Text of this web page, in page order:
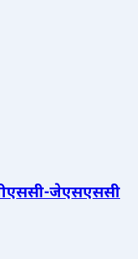
जेएसएससी